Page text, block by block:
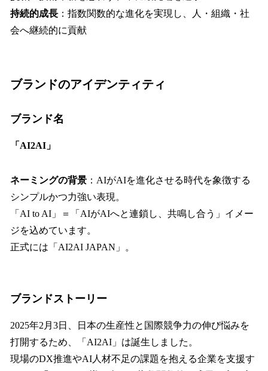
持続的成長 ：指数関数的な進化を実現し、人・組織・社
会へ継続的に貢献
ブランドのアイデンティティ
ブランド名
「AI2AI」
ネーミングの背景 ：AIがAIを進化させる時代を象徴する
シンプルかつ力強い表現。
「AI to AI」＝「AIがAIへと連鎖し、共鳴し合う」イメー
ジを込めています。
正式には「AI2AI JAPAN」。
ブランドストーリー
2025年2月3日、日本の生産性と国際競争力の伸び悩みを
打開するため、「AI2AI」は誕生しました。
現場のDX推進やAI人材不足の課題を抱える企業を支援す